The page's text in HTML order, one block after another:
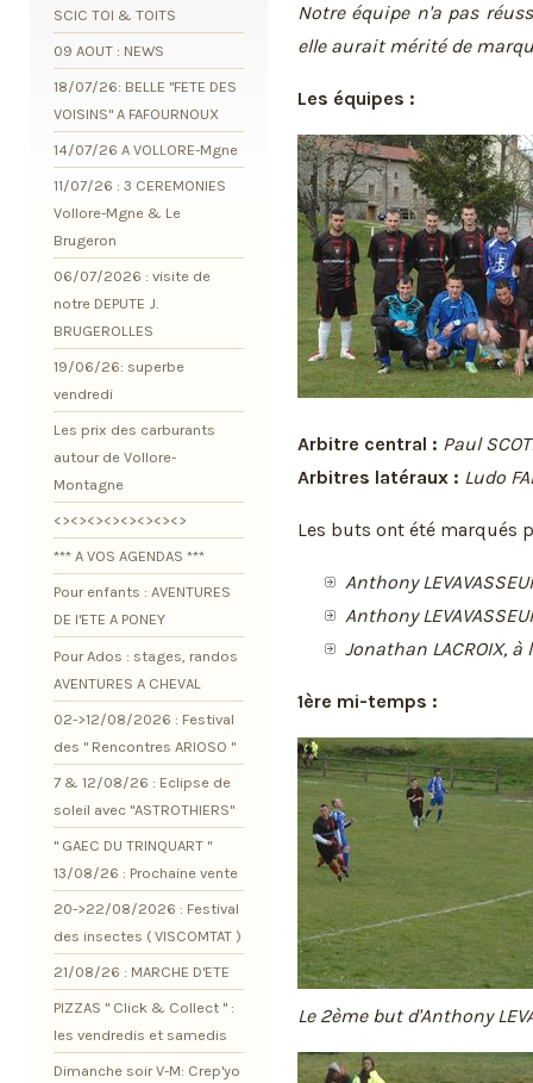
Notre équipe n'a pas
elle aurait mérité de
Les équipes :
Arbitre central : Paul
Arbitres latéraux : Ludo
Les buts ont été marqués
Anthony
Anthony
Jonathan LACROIX,
1ère mi-temps :
Le 2ème but d'Anthony
SCIC TOI & TOITS
09 AOUT : NEWS
18/07/26: BELLE "FETE DES
VOISINS" A FAFOURNOUX
14/07/26 A VOLLORE-Mgne
11/07/26 : 3 CEREMONIES
Vollore-Mgne & Le
Brugeron
06/07/2026 : visite de
notre DEPUTE J.
BRUGEROLLES
19/06/26: superbe
vendredi
Les prix des carburants
autour de Vollore-
Montagne
<><><><><><><><>
*** A VOS AGENDAS ***
Pour enfants : AVENTURES
DE l'ETE A PONEY
Pour Ados : stages, randos
AVENTURES A CHEVAL
02->12/08/2026 : Festival
des " Rencontres ARIOSO "
7 & 12/08/26 : Eclipse de
soleil avec "ASTROTHIERS"
" GAEC DU TRINQUART "
13/08/26 : Prochaine vente
20->22/08/2026 : Festival
des insectes ( VISCOMTAT )
21/08/26 : MARCHE D'ETE
PIZZAS " Click & Collect " :
les vendredis et samedis
Dimanche soir V-M: Crep'yo